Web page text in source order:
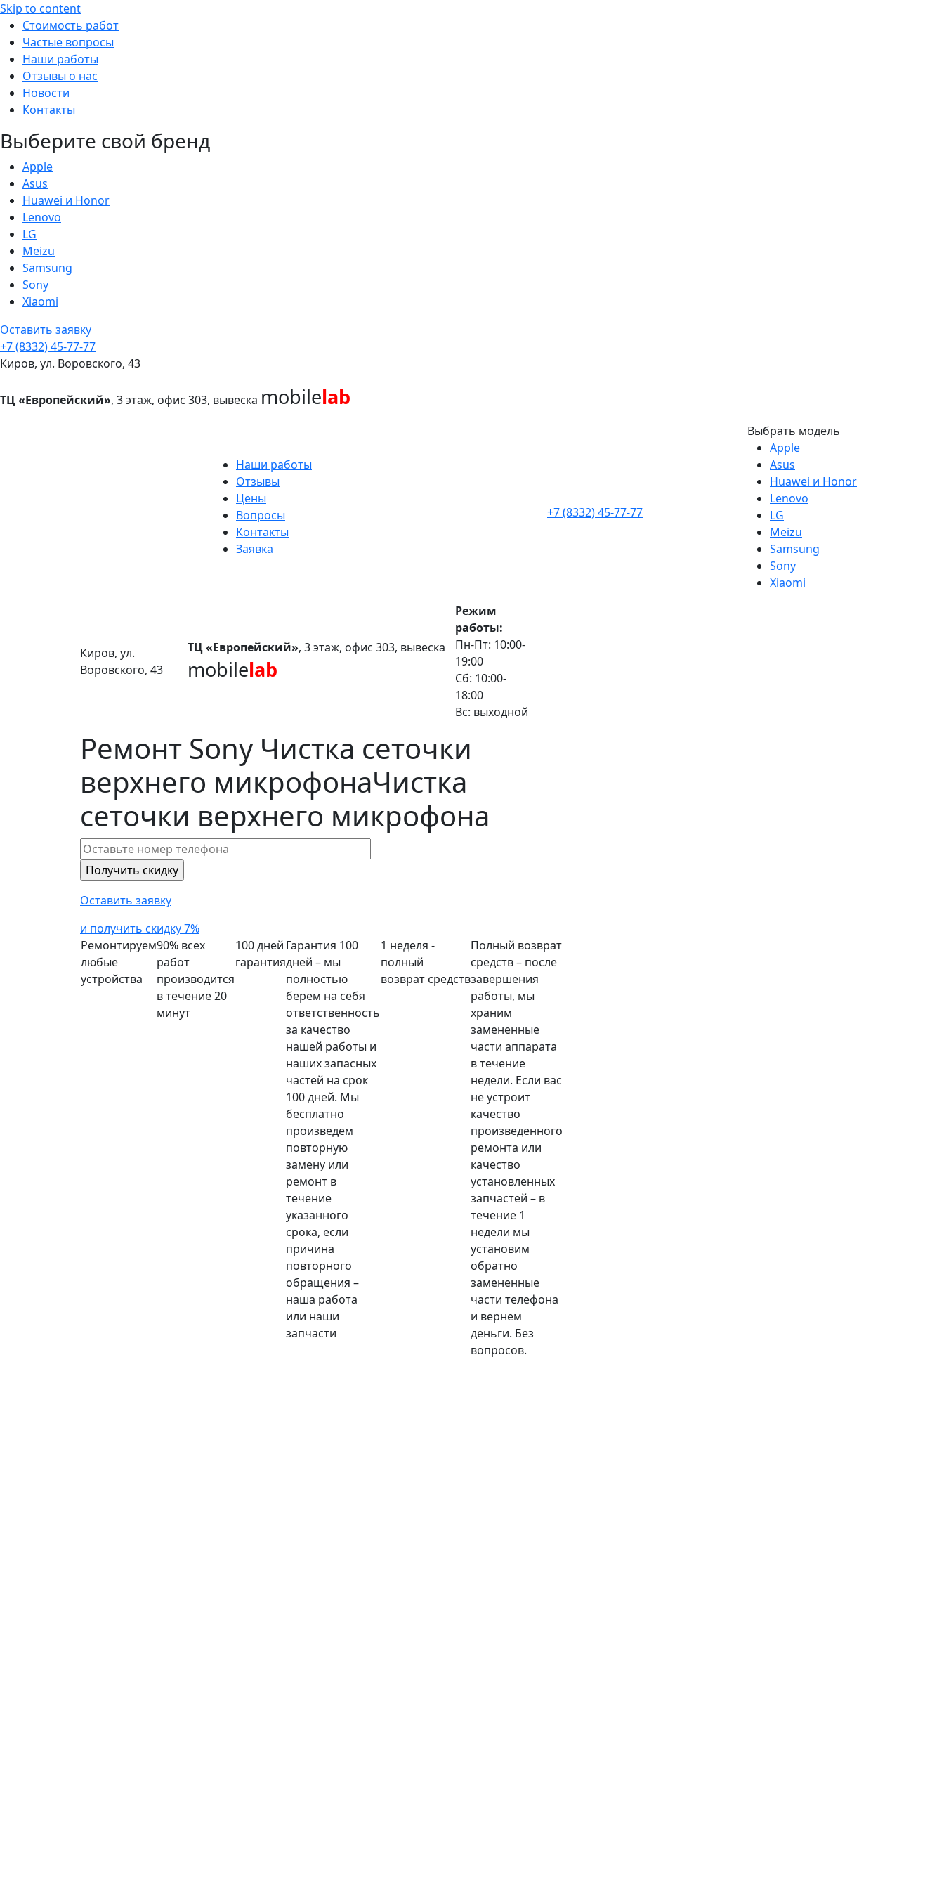
Skip to content
Стоимость работ
Частые вопросы
Наши работы
Отзывы о нас
Новости
Контакты
Выберите свой бренд
Apple
Asus
Huawei и Honor
Lenovo
LG
Meizu
Samsung
Sony
Xiaomi
Оставить заявку
+7 (8332) 45-77-77
Киров, ул. Воровского, 43
ТЦ «Европейский», 3 этаж, офис 303, вывеска mobilelab
Наши работы
Отзывы
Цены
Вопросы
Контакты
Заявка
+7 (8332) 45-77-77
Выбрать модель
Apple
Asus
Huawei и Honor
Lenovo
LG
Meizu
Samsung
Sony
Xiaomi
Киров, ул.
Воровского, 43
ТЦ «Европейский», 3 этаж, офис 303, вывеска
mobilelab
Режим
работы:
Пн-Пт: 10:00-
19:00
Сб: 10:00-
18:00
Вс: выходной
Ремонт Sony Чистка сеточки
верхнего микрофонаЧистка
сеточки верхнего микрофона
Оставить заявку
и получить скидку 7%
Ремонтируем
любые
устройства
90% всех
работ
производится
в течение 20
минут
100 дней
гарантия
Гарантия 100
дней – мы
полностью
берем на себя
ответственность
за качество
нашей работы и
наших запасных
частей на срок
100 дней. Мы
бесплатно
произведем
повторную
замену или
ремонт в
течение
указанного
срока, если
причина
повторного
обращения –
наша работа
или наши
запчасти
1 неделя -
полный
возврат средств
Полный возврат
средств – после
завершения
работы, мы
храним
замененные
части аппарата
в течение
недели. Если вас
не устроит
качество
произведенного
ремонта или
качество
установленных
запчастей – в
течение 1
недели мы
установим
обратно
замененные
части телефона
и вернем
деньги. Без
вопросов.